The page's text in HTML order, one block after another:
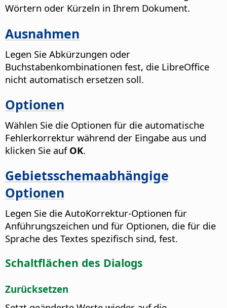
Wörtern oder Kürzeln in Ihrem Dokument.
Ausnahmen
Legen Sie Abkürzungen oder
Buchstabenkombinationen fest, die LibreOffice
nicht automatisch ersetzen soll.
Optionen
Wählen Sie die Optionen für die automatische
Fehlerkorrektur während der Eingabe aus und
klicken Sie auf OK.
Gebietsschemaabhängige
Optionen
Legen Sie die AutoKorrektur-Optionen für
Anführungszeichen und für Optionen, die für die
Sprache des Textes spezifisch sind, fest.
Schaltflächen des Dialogs
Zurücksetzen